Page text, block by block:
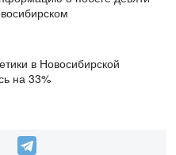
в Новосибирской
на 33%